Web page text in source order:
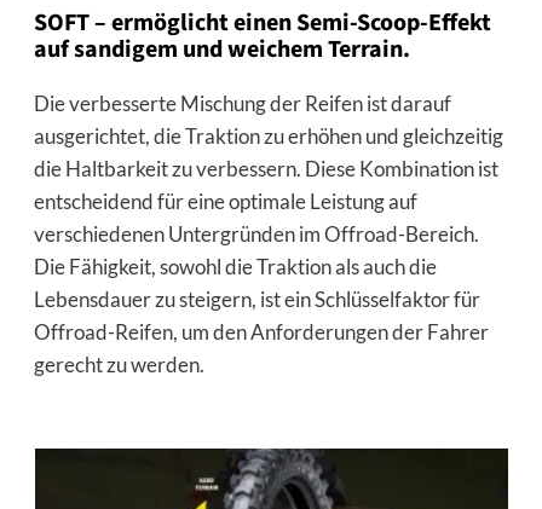
SOFT – ermöglicht einen Semi-Scoop-Effekt
auf sandigem und weichem Terrain.
Die verbesserte Mischung der Reifen ist darauf
ausgerichtet, die Traktion zu erhöhen und gleichzeitig
die Haltbarkeit zu verbessern. Diese Kombination ist
entscheidend für eine optimale Leistung auf
verschiedenen Untergründen im Offroad-Bereich.
Die Fähigkeit, sowohl die Traktion als auch die
Lebensdauer zu steigern, ist ein Schlüsselfaktor für
Offroad-Reifen, um den Anforderungen der Fahrer
gerecht zu werden.